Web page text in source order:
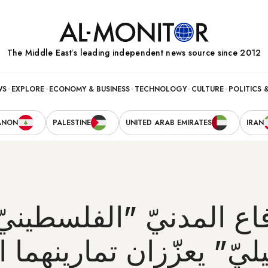
The Middle Eastʼs leading independent news source since 2012
POLITICS
CULTURE
TECHNOLOGY
ECONOMY & BUSINESS
EXPLORE
IRAN
UNITED ARAB EMIRATES
PALESTINE
المدنيّ
يعزّزان